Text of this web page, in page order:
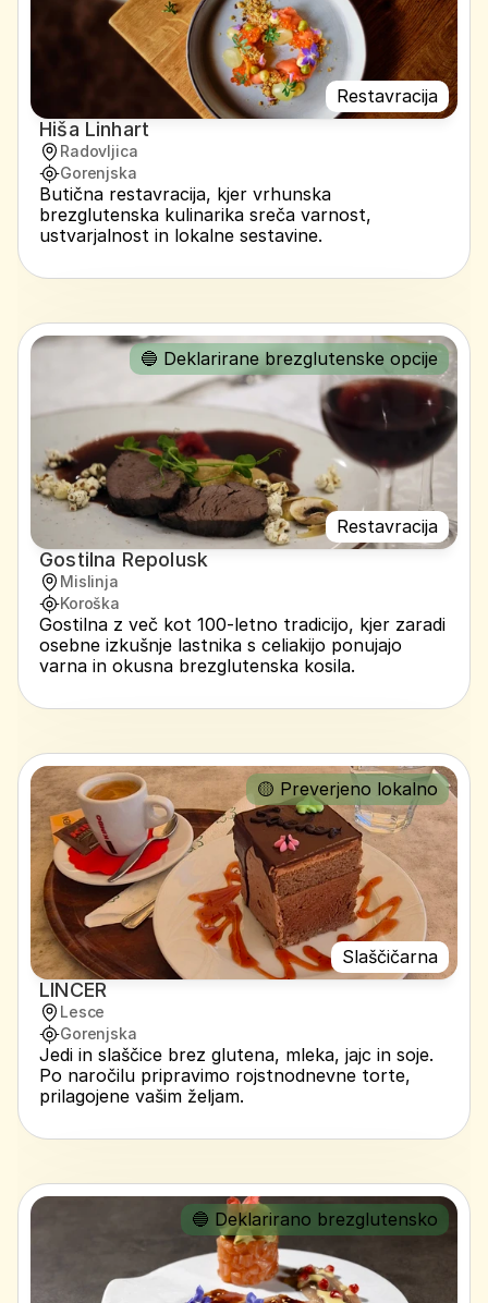
Restavracija
Hiša Linhart
Radovljica
Gorenjska
Butična restavracija, kjer vrhunska
brezglutenska kulinarika sreča varnost,
ustvarjalnost in lokalne sestavine.
Restavracija
🔵 Deklarirane brezglutenske opcije
Gostilna Repolusk
Mislinja
Koroška
Gostilna z več kot 100-letno tradicijo, kjer zaradi
osebne izkušnje lastnika s celiakijo ponujajo
varna in okusna brezglutenska kosila.
Slaščičarna
🟡 Preverjeno lokalno
LINCER
Lesce
Gorenjska
Jedi in slaščice brez glutena, mleka, jajc in soje.
Po naročilu pripravimo rojstnodnevne torte,
prilagojene vašim željam.
🔵 Deklarirano brezglutensko